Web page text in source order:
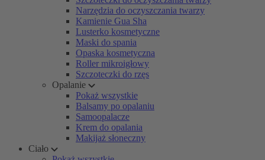
Narzędzia do oczyszczania twarzy
Kamienie Gua Sha
Lusterko kosmetyczne
Maski do spania
Opaska kosmetyczna
Roller mikroigłowy
Szczoteczki do rzęs
Opalanie
Pokaż wszystkie
Balsamy po opalaniu
Samoopalacze
Krem do opalania
Makijaż słoneczny
Ciało